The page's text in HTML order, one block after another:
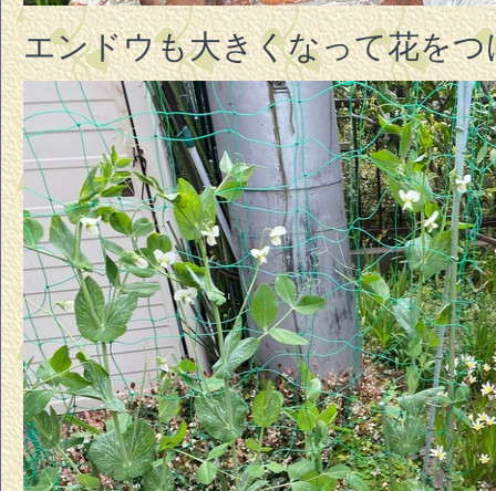
エンドウも大きくなって花を